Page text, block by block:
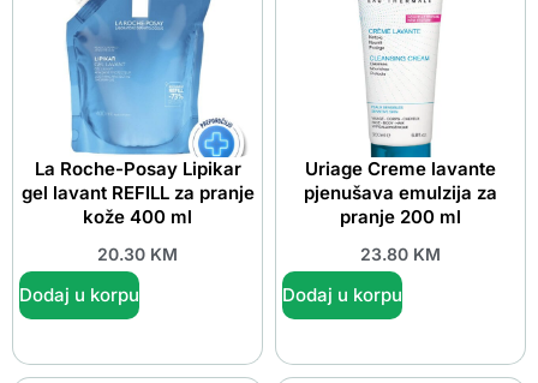
La Roche-Posay Lipikar
gel lavant REFILL za pranje
kože 400 ml
20.30 KM
Dodaj u korpu
Uriage Creme lavante
pjenušava emulzija za
pranje 200 ml
23.80 KM
Dodaj u korpu